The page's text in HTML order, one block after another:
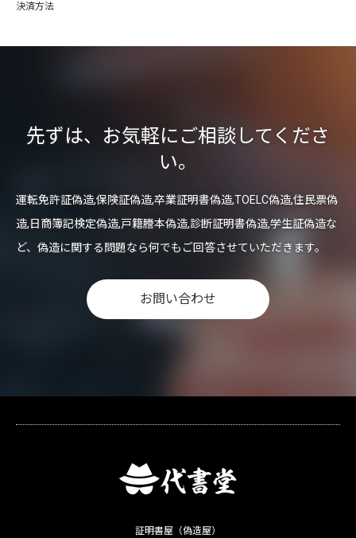
決済方法
先ずは、お気軽にご相談してくださ
い。
運転免許証偽造,保険証偽造,卒業証明書偽造,TOELC偽造,住民票偽
造,日商簿記検定偽造,戸籍謄本偽造,診断証明書偽造,学生証偽造な
ど、偽造に関する問題なら何でもご回答させていただきます。
お問い合わせ
証明書屋（偽造屋）